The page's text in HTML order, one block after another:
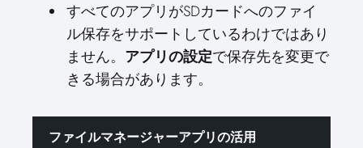
すべてのアプリがSDカードへのファイ
ル保存をサポートしているわけではあり
ません。 アプリの設定で保存先を変更で
きる場合があります。
ファイルマネージャーアプリの活用